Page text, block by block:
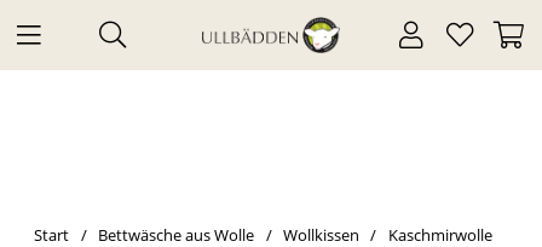
Start Bettwäsche aus Wolle Wollkissen Kaschmirwolle